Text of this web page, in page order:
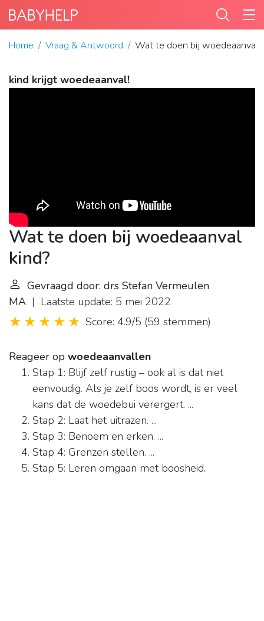
Home Vraag & Antwoord Wat te doen bij woedeaanval
kind krijgt woedeaanval!
Wat te doen bij woedeaanval
kind?
Gevraagd door: drs Stefan Vermeulen
MA | Laatste update: 5 mei 2022
Score: 4.9/5 (59 stemmen)
Reageer op woedeaanvallen
Stap 1: Blijf zelf rustig – ook al is dat niet
eenvoudig. Als je zelf boos wordt, is er veel
kans dat de woedebui verergert. ...
Stap 2: Laat het uitrazen. ...
Stap 3: Benoem en erken. ...
Stap 4: Grenzen stellen. ...
Stap 5: Leren omgaan met boosheid.